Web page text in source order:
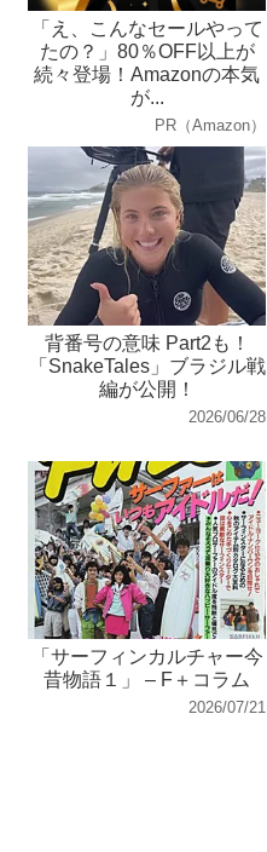
「え、こんなセールやって
たの？」80％OFF以上が
続々登場！Amazonの本気
が...
PR（Amazon）
背番号の意味 Part2も！
「SnakeTales」ブラジル戦
編が公開！
2026/06/28
「サーフィンカルチャー今
昔物語１」 – F＋コラム
2026/07/21